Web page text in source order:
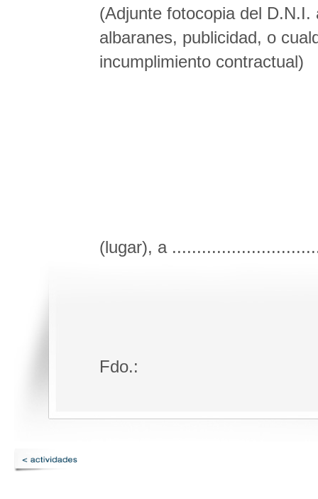
(Adjunte fotocopia del
albaranes, publicidad, o
incumplimiento contractual)
(lugar), a
Fdo.: